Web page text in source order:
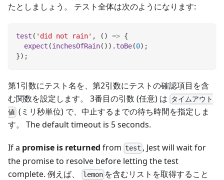
たとしましょう。 テスト全体は次のようになります:
test ( 'did not rain' , ( ) => {
expect (inchesOfRain( ) ) . toBe(0) ;
}) ;
第1引数にテスト名を、第2引数にテストの確認項目を含
む関数を設定します。 3番目の引数 (任意) は
タイムアウト
値 (ミリ秒単位) で、中止するまでの待ち時間を指定しま
す。 The default timeout is 5 seconds.
If a promise is returned from test , Jest will wait for
the promise to resolve before letting the test
complete. 例えば、
lemon を含むリストを取得すること